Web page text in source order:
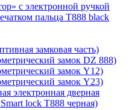
с электронной ручкой
пальца T888 black
замковая часть)
замок DZ 888)
замок Y12)
замок Y23)
электронная дверная
lock T888 черная)